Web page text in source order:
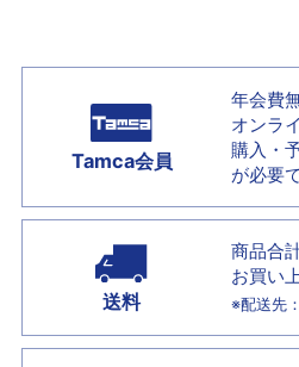
Tamca会員
年会費
オンラ
購入・
が必要
送料
商品合
お買い
※配送先